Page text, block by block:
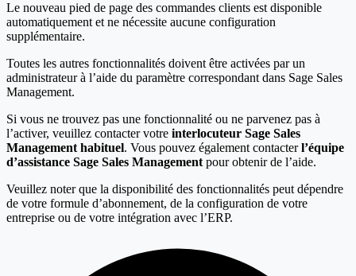
Le nouveau pied de page des commandes clients est disponible
automatiquement et ne nécessite aucune configuration
supplémentaire.
Toutes les autres fonctionnalités doivent être activées par un
administrateur à l’aide du paramètre correspondant dans Sage Sales
Management.
Si vous ne trouvez pas une fonctionnalité ou ne parvenez pas à
l’activer, veuillez contacter votre interlocuteur Sage Sales
Management habituel. Vous pouvez également contacterl’équipe
d’assistance Sage Sales Management pour obtenir de l’aide.
Veuillez noter que la disponibilité des fonctionnalités peut dépendre
de votre formule d’abonnement, de la configuration de votre
entreprise ou de votre intégration avec l’ERP.